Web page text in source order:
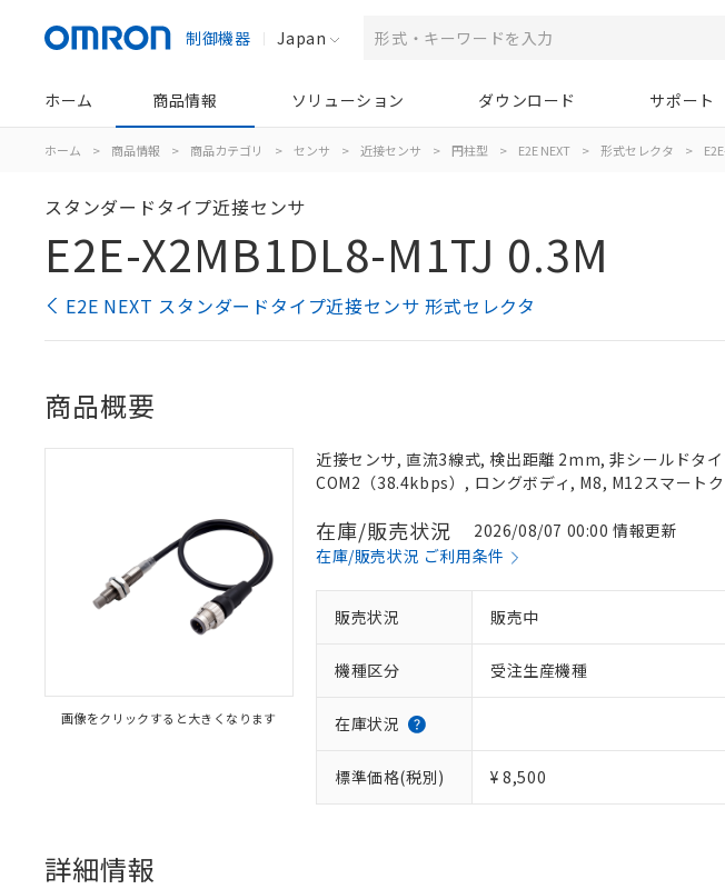
制御機器 Japan
ホーム 商品情報 ソリューション ダウンロード サポート
ホーム > 商品情報 > 商品カテゴリ > センサ > 近接センサ > 円柱型 > E2E NEXT > 形式セレクタ >
スタンダードタイプ近接センサ
E2E-X2MB1DL8-M1TJ 0.3M
E2E NEXT スタンダードタイプ近接センサ 形式セレクタ
商品概要
画像をクリックすると大きくなります
近接センサ, 直流3線式, 検出距離 2mm, 非シールドタ
COM2（38.4kbps）, ロングボディ, M8, M12スマート
在庫/販売状況
2026/08/07 00:00 情報更新
在庫/販売状況 ご利用条件
販売状況 販売中
機種区分 受注生産機種
在庫状況
標準価格(税別) ¥ 8,500
詳細情報